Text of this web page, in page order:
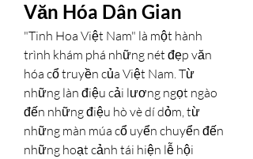
Văn Hóa Dân Gian
"Tinh Hoa Việt Nam" là một hành
trình khám phá những nét đẹp văn
hóa cổ truyền của Việt Nam. Từ
những làn điệu cải lương ngọt ngào
đến những điệu hò vè dí dỏm, từ
những màn múa cổ uyển chuyển đến
những hoạt cảnh tái hiện lễ hội